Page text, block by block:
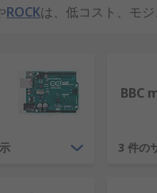
ROCKは、低コスト、モ
は熟練した開発者がハ
BBC
3 件の